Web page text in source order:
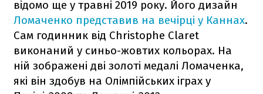
відомо ще у травні 2019 року. Його дизайн
Ломаченко представив на вечірці у Каннах.
Сам годинник від Christophe Claret
виконаний у синьо-жовтих кольорах. На
ній зображені дві золоті медалі Ломаченка,
які він здобув на Олімпійських іграх у